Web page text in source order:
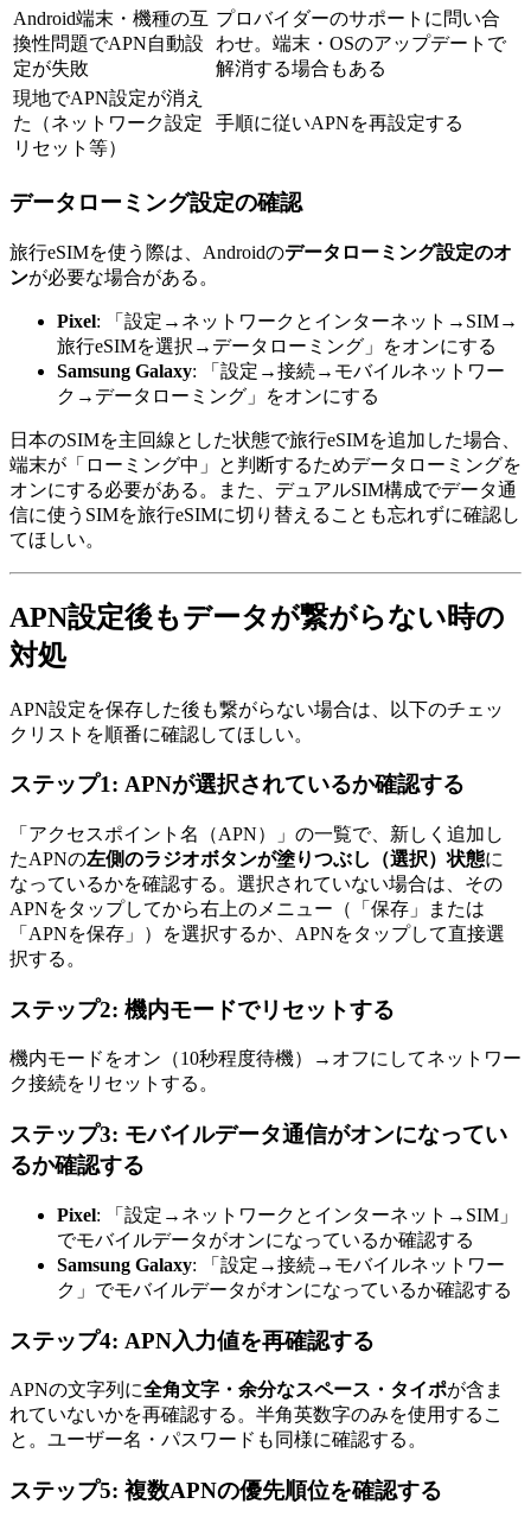
Android端末・機種の互
換性問題でAPN自動設
定が失敗
プロバイダーのサポートに問い合
わせ。端末・OSのアップデートで
解消する場合もある
現地でAPN設定が消え
た（ネットワーク設定
リセット等）
手順に従いAPNを再設定する
データローミング設定の確認
旅行eSIMを使う際は、Androidのデータローミング設定のオ
ンが必要な場合がある。
Pixel: 「設定→ネットワークとインターネット→SIM→
旅行eSIMを選択→データローミング」をオンにする
Samsung Galaxy: 「設定→接続→モバイルネットワー
ク→データローミング」をオンにする
日本のSIMを主回線とした状態で旅行eSIMを追加した場合、
端末が「ローミング中」と判断するためデータローミングを
オンにする必要がある。また、デュアルSIM構成でデータ通
信に使うSIMを旅行eSIMに切り替えることも忘れずに確認し
てほしい。
APN設定後もデータが繋がらない時の
対処
APN設定を保存した後も繋がらない場合は、以下のチェッ
クリストを順番に確認してほしい。
ステップ1: APNが選択されているか確認する
「アクセスポイント名（APN）」の一覧で、新しく追加し
たAPNの左側のラジオボタンが塗りつぶし（選択）状態に
なっているかを確認する。選択されていない場合は、その
APNをタップしてから右上のメニュー（「保存」または
「APNを保存」）を選択するか、APNをタップして直接選
択する。
ステップ2: 機内モードでリセットする
機内モードをオン（10秒程度待機）→オフにしてネットワー
ク接続をリセットする。
ステップ3: モバイルデータ通信がオンになってい
るか確認する
Pixel: 「設定→ネットワークとインターネット→SIM」
でモバイルデータがオンになっているか確認する
Samsung Galaxy: 「設定→接続→モバイルネットワー
ク」でモバイルデータがオンになっているか確認する
ステップ4: APN入力値を再確認する
APNの文字列に全角文字・余分なスペース・タイポが含ま
れていないかを再確認する。半角英数字のみを使用するこ
と。ユーザー名・パスワードも同様に確認する。
ステップ5: 複数APNの優先順位を確認する